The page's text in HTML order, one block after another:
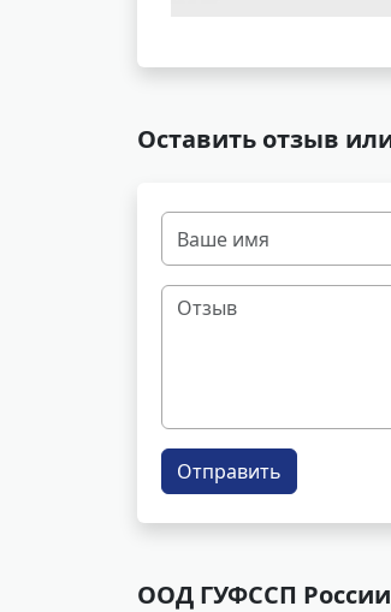
Оставить отзыв
Отправить
ООД ГУФССП России